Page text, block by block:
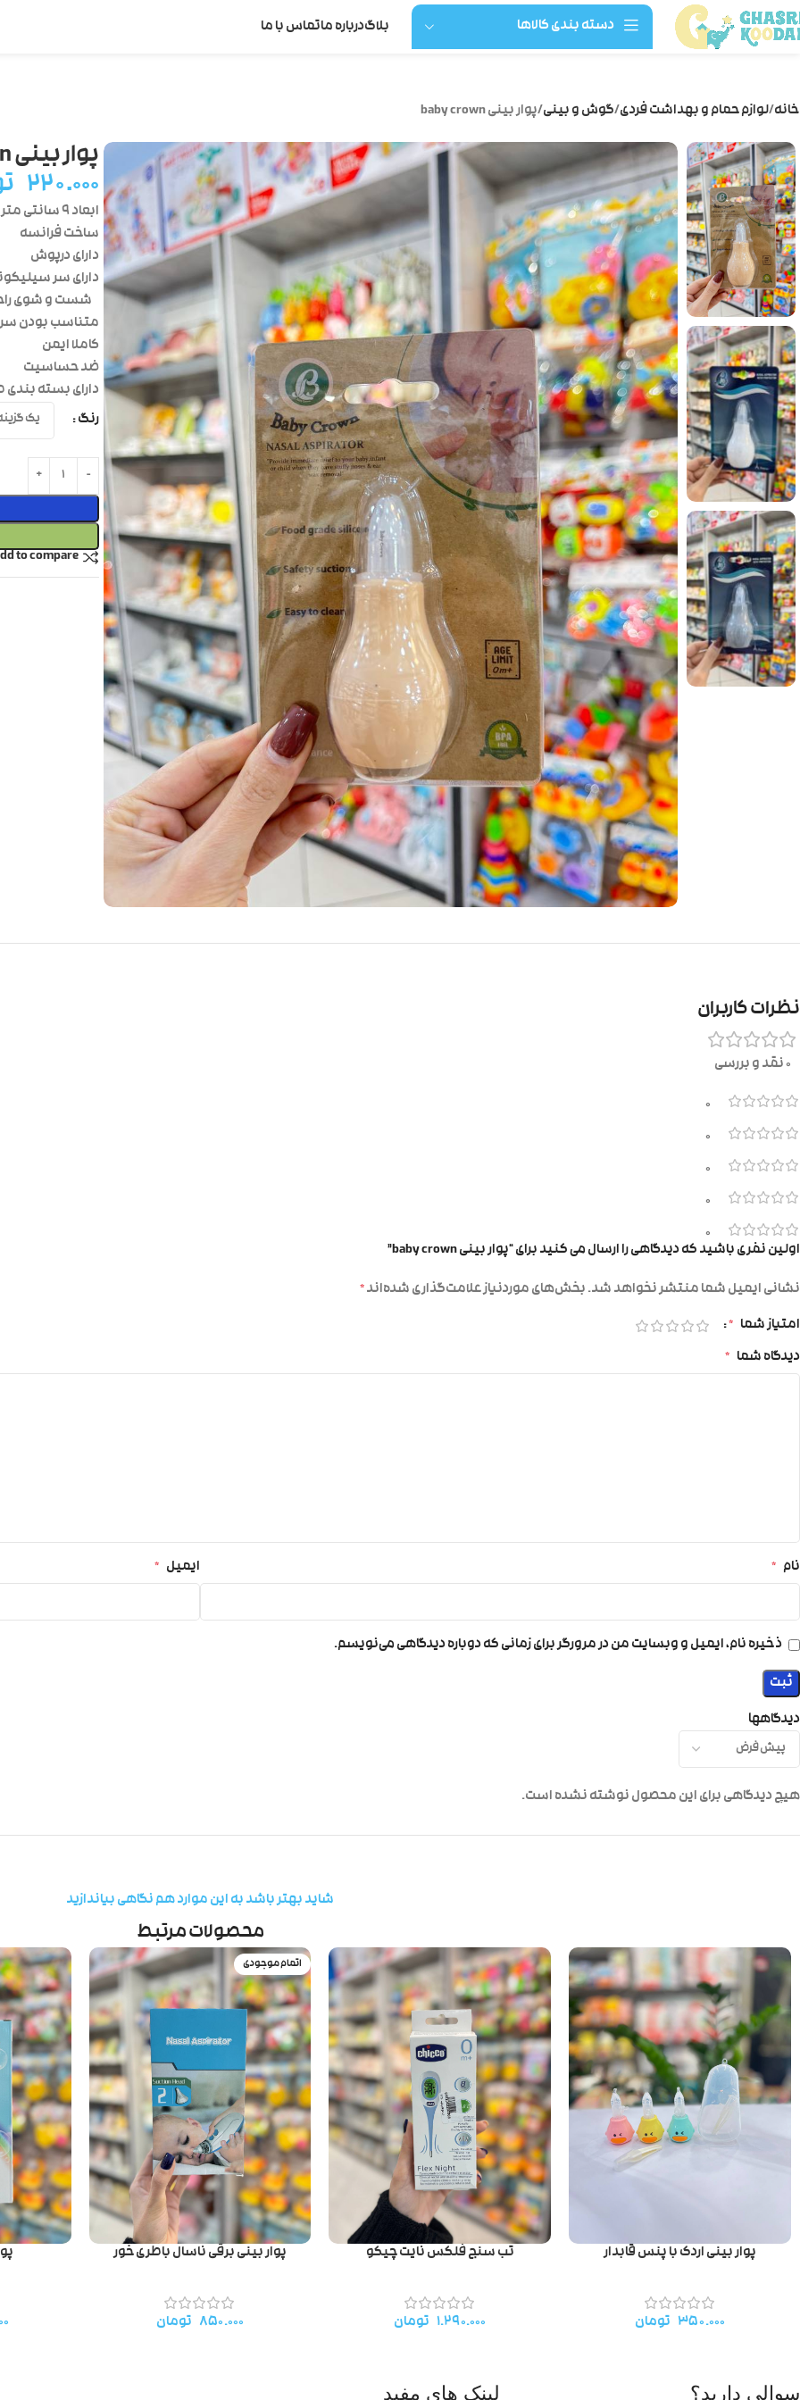
دسته بندی کالاها بلاگدرباره ماتماس با ما
خانه لوازم حمام و بهداشت فردی گوش و بینی پوار بینی baby crown
پوار بینی baby crown
۲۲۰.۰۰۰
ابعاد ۹ سانتی متر
ساخت فرانسه
دارای درپوش
دارای سر
شست و شوی
متناسب بودن سر
کاملا ایمن
ضد حساسیت
دارای بسته
رنگ
to compare
نظرات کاربران
0 نقد و بررسی
0
0
0
0
0
دیدگاهها
هیچ دیدگاهی برای این محصول نوشته نشده است.
اولین نفری باشید که دیدگاهی را ارسال می کنید برای “پوار بینی baby crown”
نشانی ایمیل شما منتشر نخواهد شد.بخش‌های موردنیاز علامت‌گذاری شده‌اند*
امتیاز شما *
دیدگاه شما *
نام * ایمیل *
ذخیره نام، ایمیل و وبسایت من در مرورگر برای زمانی که دوباره دیدگاهی می‌نویسم.
شاید بهتر باشد به این موارد هم نگاهی بیاندازید
محصولات مرتبط
پوار بینی اردک با پنس قابدار
۳۵۰.۰۰۰ تومان
تب سنج فلکس نایت چیکو
۱.۲۹۰.۰۰۰ تومان
اتمام موجودی
پوار بینی برقی ناسال باطری خور
۸۵۰.۰۰۰ تومان
سوالی دارید؟ لینک های مفید